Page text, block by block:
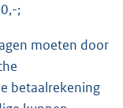
;
moeten door
betaalrekening